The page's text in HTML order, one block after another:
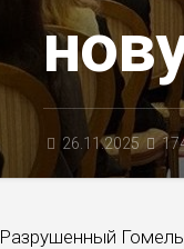
26.11.2025
Разрушенный